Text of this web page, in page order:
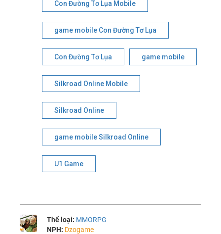
Con Đường Tơ Lụa Mobile
game mobile Con Đường Tơ Lụa
Con Đường Tơ Lụa game mobile
Silkroad Online Mobile
Silkroad Online
game mobile Silkroad Online
U1 Game
Thể loại: MMORPG
NPH: Dzogame